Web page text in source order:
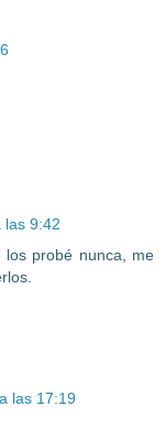
las 9:42
los probé nunca, me
las 17:19